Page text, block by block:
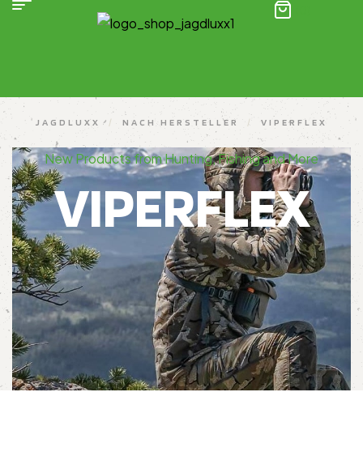
JAGDLUXX / NACH HERSTELLER / VIPERFLEX
New Products from Hunting, Fishing and More
VIPERFLEX